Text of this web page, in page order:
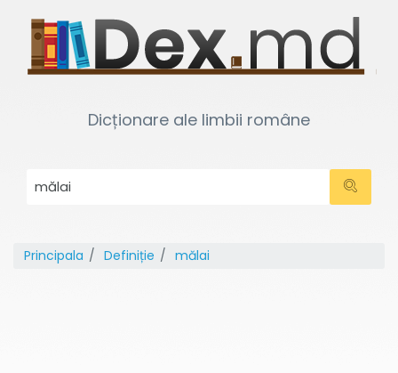
Dicționare ale limbii române
Principala Definiție mălai